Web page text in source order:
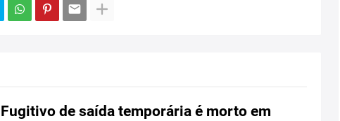
Fugitivo de saída temporária é morto em